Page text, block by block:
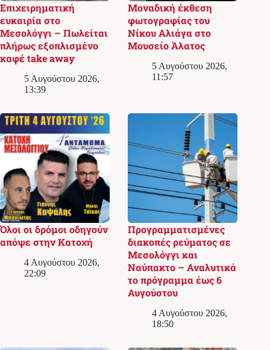
Επιχειρηματική
ευκαιρία στο
Μεσολόγγι – Πωλείται
πλήρως εξοπλισμένο
καφέ take away
5 Αυγούστου 2026,
13:39
Μοναδική έκθεση
φωτογραφίας του
Νίκου Αλιάγα στο
Μουσείο Άλατος
5 Αυγούστου 2026,
11:57
Όλοι οι δρόμοι οδηγούν
απόψε στην Κατοχή
4 Αυγούστου 2026,
22:09
Προγραμματισμένες
διακοπές ρεύματος σε
Μεσολόγγι και
Ναύπακτο – Αναλυτικά
το πρόγραμμα έως 6
Αυγούστου
4 Αυγούστου 2026,
18:50